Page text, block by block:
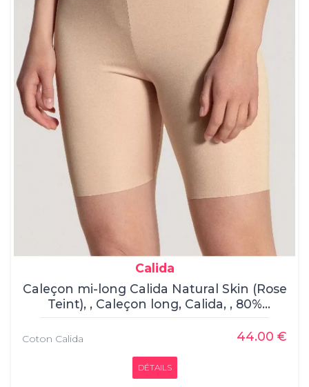
Calida
Caleçon mi-long Calida Natural Skin (Rose
Teint), , Caleçon long, Calida, , 80%
TENCEL, Modal 20% ROICA, Élasthanne
Coton Calida 44.00 €
DÉTAILS